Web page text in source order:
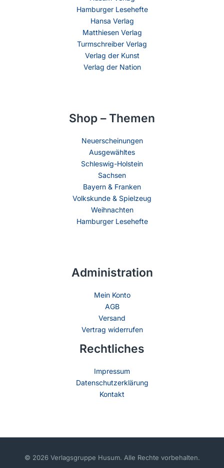
Hamburger Lesehefte
Hansa Verlag
Matthiesen Verlag
Turmschreiber Verlag
Verlag der Kunst
Verlag der Nation
Shop – Themen
Neuerscheinungen
Ausgewähltes
Schleswig-Holstein
Sachsen
Bayern & Franken
Volkskunde & Spielzeug
Weihnachten
Hamburger Lesehefte
Administration
Mein Konto
AGB
Versand
Vertrag widerrufen
Rechtliches
Impressum
Datenschutzerklärung
Kontakt
© 2026 Verlagsgruppe Husum. Alle Rechte vorbehalten.